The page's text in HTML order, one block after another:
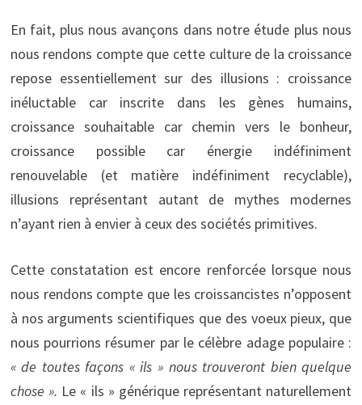
En fait, plus nous avançons dans notre étude plus nous
nous rendons compte que cette culture de la croissance
repose essentiellement sur des illusions : croissance
inéluctable car inscrite dans les gènes humains,
croissance souhaitable car chemin vers le bonheur,
croissance possible car énergie indéfiniment
renouvelable (et matière indéfiniment recyclable),
illusions représentant autant de mythes modernes
n’ayant rien à envier à ceux des sociétés primitives.
Cette constatation est encore renforcée lorsque nous
nous rendons compte que les croissancistes n’opposent
à nos arguments scientifiques que des voeux pieux, que
nous pourrions résumer par le célèbre adage populaire :
« de toutes façons « ils » nous trouveront bien quelque
chose ». Le « ils » générique représentant naturellement